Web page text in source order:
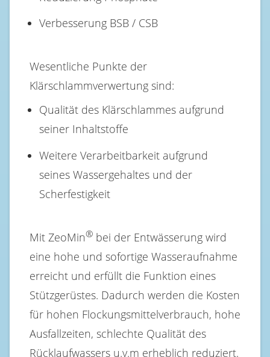
Verbesserung BSB / CSB
Wesentliche Punkte der
Klärschlammverwertung sind:
Qualität des Klärschlammes aufgrund
seiner Inhaltstoffe
Weitere Verarbeitbarkeit aufgrund
seines Wassergehaltes und der
Scherfestigkeit
Mit ZeoMin® bei der Entwässerung wird
eine hohe und sofortige Wasseraufnahme
erreicht und erfüllt die Funktion eines
Stützgerüstes. Dadurch werden die Kosten
für hohen Flockungsmittelverbrauch, hohe
Ausfallzeiten, schlechte Qualität des
Rücklaufwassers u.v.m erheblich reduziert.